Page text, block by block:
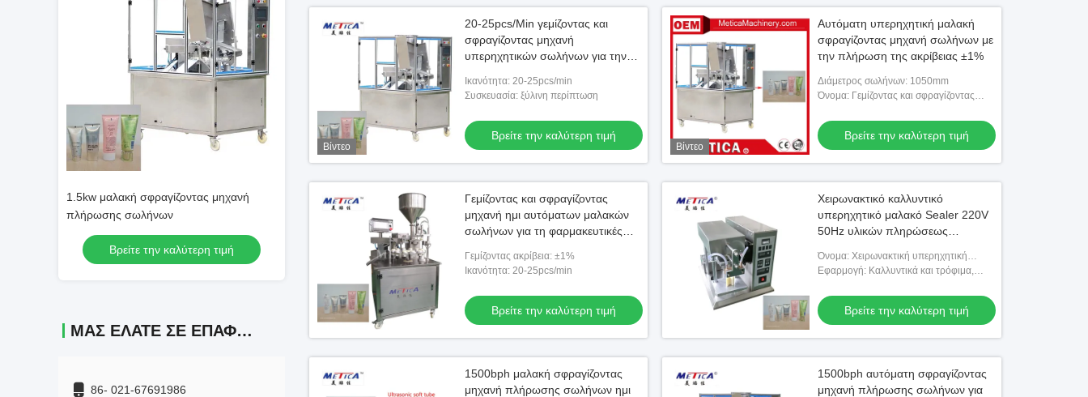
1.5kw μαλακή σφραγίζοντας μηχανή
πλήρωσης σωλήνων
Βρείτε την καλύτερη τιμή
1.5kw μαλακή σφραγίζοντας μηχανή
πλήρωσης σωλήνων
Βρείτε την καλύτερη τιμή
ΜΑΣ ΕΛΆΤΕ ΣΕ ΕΠΑΦΉ ΜΕ
86- 021-67691986
Βίντεο
20-25pcs/Min γεμίζοντας και
σφραγίζοντας μηχανή
υπερηχητικών σωλήνων για την
Ικανότητα: 20-25pcs/min
Συσκευασία: ξύλινη περίπτωση
Βρείτε την καλύτερη τιμή
Βίντεο
Αυτόματη υπερηχητική μαλακή
σφραγίζοντας μηχανή σωλήνων με
την πλήρωση της ακρίβειας ±1%
Διάμετρος σωλήνων: 1050mm
Όνομα: Γεμίζοντας και σφραγίζοντας
Βρείτε την καλύτερη τιμή
Γεμίζοντας και σφραγίζοντας
μηχανή ημι αυτόματων μαλακών
σωλήνων για τη φαρμακευτικές
τροφίμων
Γεμίζοντας ακρίβεια: ±1%
Ικανότητα: 20-25pcs/min
Βρείτε την καλύτερη τιμή
Χειρωνακτικό καλλυντικό
υπερηχητικό μαλακό Sealer 220V
50Hz υλικών πληρώσεως
Όνομα: Χειρωνακτική υπερηχητική
μαλακή σφραγίζοντας μηχανή σωλήνων
Εφαρμογή: Καλλυντικά και τρόφιμα,
Βρείτε την καλύτερη τιμή
1500bph μαλακή σφραγίζοντας
μηχανή πλήρωσης σωλήνων ημι
1500bph αυτόματη σφραγίζοντας
μηχανή πλήρωσης σωλήνων για